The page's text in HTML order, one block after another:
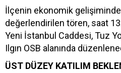
İlçenin ekonomik
değerlendirilen tören, saat
Yeni İstanbul Caddesi, Tuz
Ilgın OSB alanında
ÜST DÜZEY KATILIM